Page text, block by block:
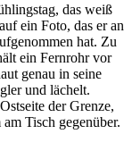
das weiß
ein Foto, das er an
hat. Zu
ein Fernrohr vor
genau in seine
und lächelt.
der Grenze,
Tisch gegenüber.